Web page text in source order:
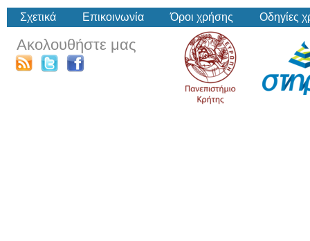
Σχετικά Επικοινωνία Όροι χρήσης Οδηγίες
Ακολουθήστε μας